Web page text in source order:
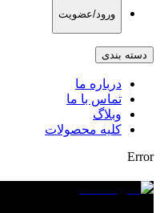
ورود/عضویت
دسته بندی
درباره ما
تماس با ما
وبلاگ
کلیه محصولات
Error